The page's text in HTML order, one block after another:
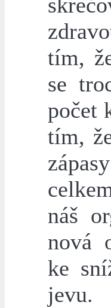
tím,
se
počet
tím,
náš
nová
ke
jevu.